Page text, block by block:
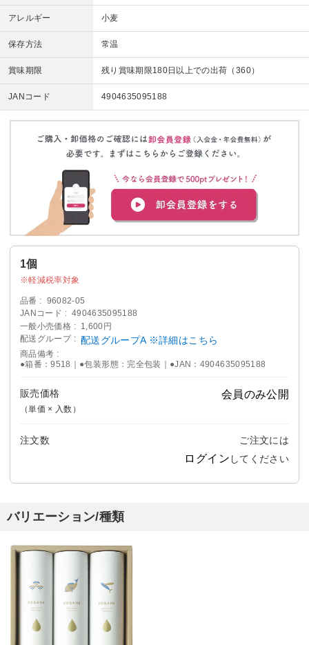
アレルギー 小麦
保存方法 常温
賞味期限 残り賞味期限180日以上での出荷（360）
JANコード 4904635095188
1個
軽減税率対象
品番
96082-05
JANコード
4904635095188
一般小売価格
1,600円
配送グループ
配送グループA ※詳細はこちら
商品備考
●箱番：9518｜●包装形態：完全包装｜●JAN：4904635095188
販売価格
（単価 × 入数）
会員のみ公開
注文数 ご注文には
ログイン してください
バリエーション/種類